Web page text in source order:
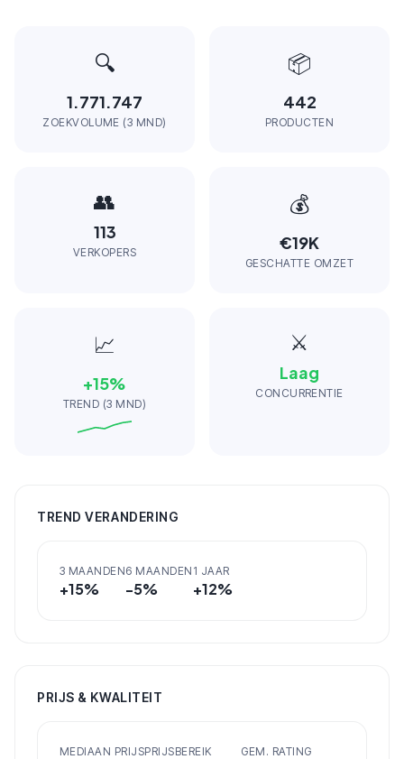
🔍
1.771.747
ZOEKVOLUME (3 MND)
📦
442
PRODUCTEN
👥
113
VERKOPERS
💰
€19K
GESCHATTE OMZET
📈
+15%
TREND (3 MND)
⚔️
Laag
CONCURRENTIE
TREND VERANDERING
3 MAANDEN
+15%
6 MAANDEN
-5%
1 JAAR
+12%
PRIJS & KWALITEIT
MEDIAAN PRIJSPRIJSBEREIK GEM. RATING